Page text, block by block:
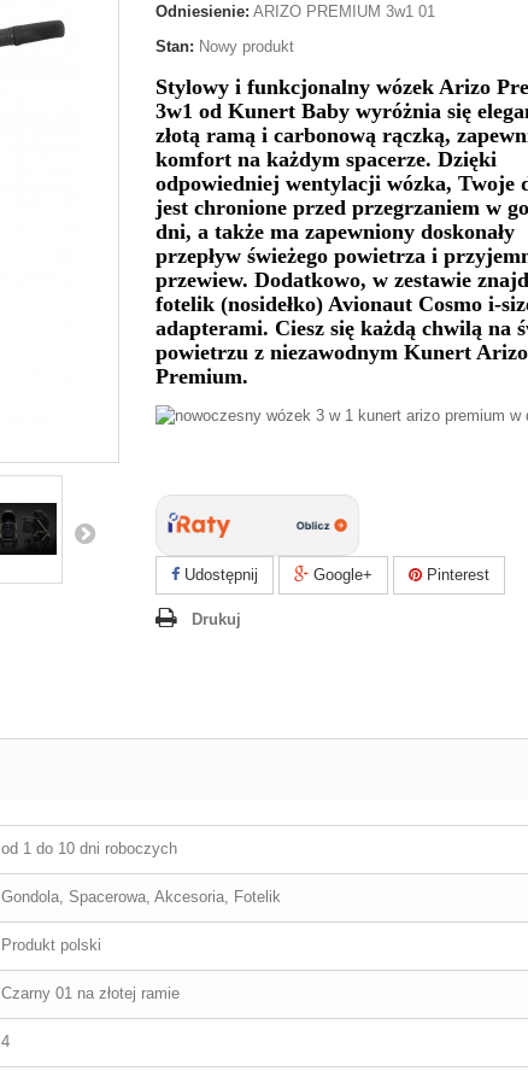
Odniesienie: ARIZO PREMIUM 3w1 01
Stan: Nowy produkt
Stylowy i funkcjonalny wózek Arizo
3w1 od Kunert Baby wyróżnia się
złotą ramą i carbonową rączką,
komfort na każdym spacerze. Dzięki
odpowiedniej wentylacji wózka, Twoje
jest chronione przed przegrzaniem w
dni, a także ma zapewniony doskonały
przepływ świeżego powietrza i
przewiew. Dodatkowo, w zestawie
fotelik (nosidełko) Avionaut Cosmo i-
adapterami. Ciesz się każdą chwilą na
powietrzu z niezawodnym Kunert Arizo
Premium.
Udostępnij Google+ Pinterest
Drukuj
od 1 do 10 dni roboczych
Gondola, Spacerowa, Akcesoria, Fotelik
Produkt polski
Czarny 01 na złotej ramie
4